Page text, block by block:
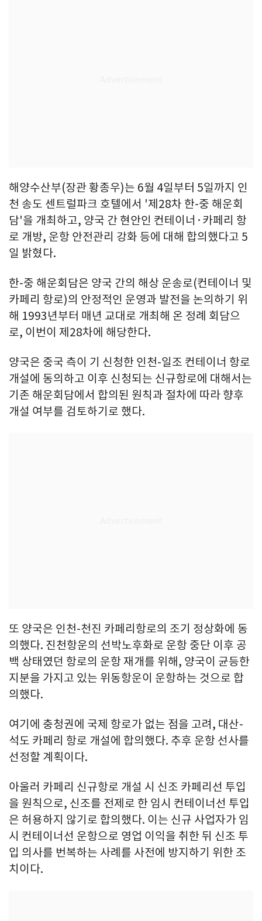
해양수산부(장관 황종우)는 6월 4일부터 5일까지 인
천 송도 센트럴파크 호텔에서 '제28차 한-중 해운회
담'을 개최하고, 양국 간 현안인 컨테이너·카페리 항
로 개방, 운항 안전관리 강화 등에 대해 합의했다고 5
일 밝혔다.
한-중 해운회담은 양국 간의 해상 운송로(컨테이너 및
카페리 항로)의 안정적인 운영과 발전을 논의하기 위
해 1993년부터 매년 교대로 개최해 온 정례 회담으
로, 이번이 제28차에 해당한다.
양국은 중국 측이 기 신청한 인천-일조 컨테이너 항로
개설에 동의하고 이후 신청되는 신규항로에 대해서는
기존 해운회담에서 합의된 원칙과 절차에 따라 향후
개설 여부를 검토하기로 했다.
또 양국은 인천-천진 카페리항로의 조기 정상화에 동
의했다. 진천항운의 선박노후화로 운항 중단 이후 공
백 상태였던 항로의 운항 재개를 위해, 양국이 균등한
지분을 가지고 있는 위동항운이 운항하는 것으로 합
의했다.
여기에 충청권에 국제 항로가 없는 점을 고려, 대산-
석도 카페리 항로 개설에 합의했다. 추후 운항 선사를
선정할 계획이다.
아울러 카페리 신규항로 개설 시 신조 카페리선 투입
을 원칙으로, 신조를 전제로 한 임시 컨테이너선 투입
은 허용하지 않기로 합의했다. 이는 신규 사업자가 임
시 컨테이너선 운항으로 영업 이익을 취한 뒤 신조 투
입 의사를 번복하는 사례를 사전에 방지하기 위한 조
치이다.